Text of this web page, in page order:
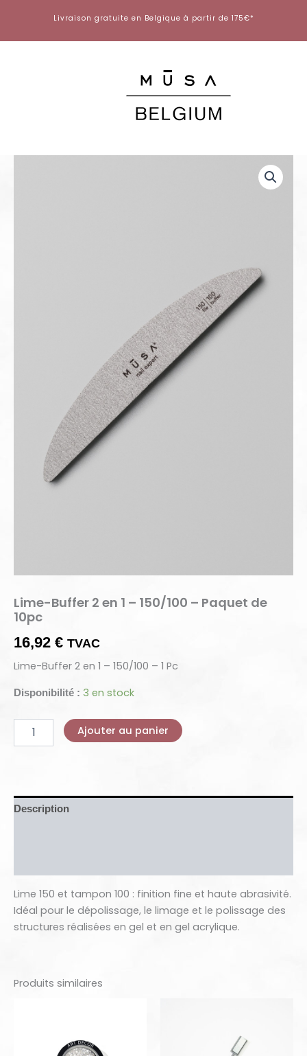
contenu
Livraison gratuite en Belgique à partir de 175€*
Lime-Buffer 2 en 1 – 150/100 – Paquet de
10pc
16,92 € TVAC
Lime-Buffer 2 en 1 – 150/100 – 1 Pc
Disponibilité : 3 en stock
Ajouter au panier
Description
Lime 150 et tampon 100 : finition fine et haute abrasivité.
Idéal pour le dépolissage, le limage et le polissage des
structures réalisées en gel et en gel acrylique.
Produits similaires